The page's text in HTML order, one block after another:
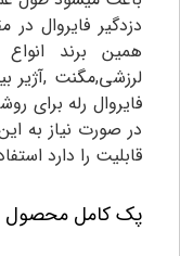
دزدگیر فایروال در
همین برند
لرزشی,مگنت ,آژیر
فایروال رله برای
در صورت نیاز به
قابلیت را دارد
پک کامل محصول